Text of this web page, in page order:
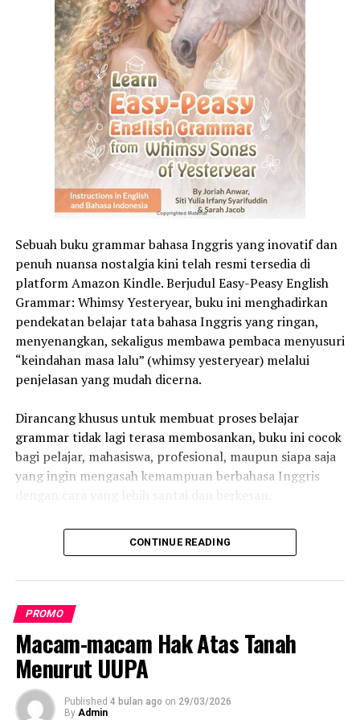
dengan bebas, dan mengekspresikan bakat unik masing-
masing,” ujar Mrs. Dillah fasilitator dari Sekolah Ceria.
Kegiatan ini diharapkan dapat menumbuhkan kesadaran
sejak dini bahwa keberhasilan sejati bukanlah sesuatu
yang harus dicapai di luar sana, melainkan terletak pada
esensi menjadi manusia yang utuh, penuh empati, dan
bertanggung jawab terhadap lingkungan sekitar.
Sekolah Ceria Timoho merupakan bagian dari Ceria
School yang berlokasi di Jl. Polisi Istimewa No. 2, Baciro,
Gondokusuman, Yogyakarta. Sekolah ini berkomitmen
mengutamakan kreativitas, permainan, dan
pembentukan karakter peduli lingkungan.
Sebuah buku grammar bahasa Inggris yang inovatif dan
penuh nuansa nostalgia kini telah resmi tersedia di
platform Amazon Kindle. Berjudul Easy-Peasy English
Grammar: Whimsy Yesteryear, buku ini menghadirkan
pendekatan belajar tata bahasa Inggris yang ringan,
menyenangkan, sekaligus membawa pembaca menyusuri
“keindahan masa lalu” (whimsy yesteryear) melalui
penjelasan yang mudah dicerna.
Dirancang khusus untuk membuat proses belajar
grammar tidak lagi terasa membosankan, buku ini cocok
bagi pelajar, mahasiswa, profesional, maupun siapa saja
yang ingin mengasah kemampuan berbahasa Inggris
Penulis buku ini berhasil menyajikan materi grammar
secara “easy-peasy” – sangat mudah – tanpa
aturan tata bahasa yang sering membingungkan,
semuanya dibungkus dengan sentuhan cerita nostalgia
dan ilustrasi yang whimsical.
Pendekatan unik ini diharapkan dapat membantu
pembaca tidak hanya memahami aturan, tetapi juga
CONTINUE READING
PROMO
Macam-macam Hak Atas Tanah
Menurut UUPA
Published 4 bulan ago on 29/03/2026
By Admin